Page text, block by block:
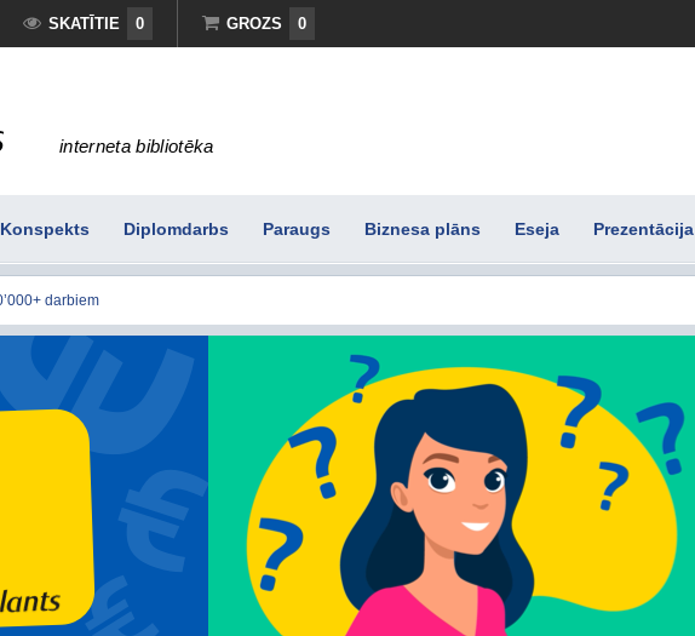
SKATĪTIE 0 GROZS 0
interneta bibliotēka
Konspekts Diplomdarbs Paraugs Biznesa plāns Eseja Prezentācija